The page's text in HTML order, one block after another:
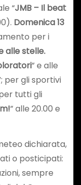
“JMB – Il beat
Domenica 13
per i
alle stelle.
” e alle
per gli sportivi
tutti gli
” alle 20.00 e
dichiarata,
o posticipati:
sempre